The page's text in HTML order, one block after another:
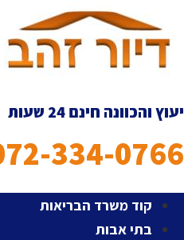
לתוכן
יעוץ והכוונה חינם 24 שעות
334-0766
קוד משרד הבריאות
בתי אבות